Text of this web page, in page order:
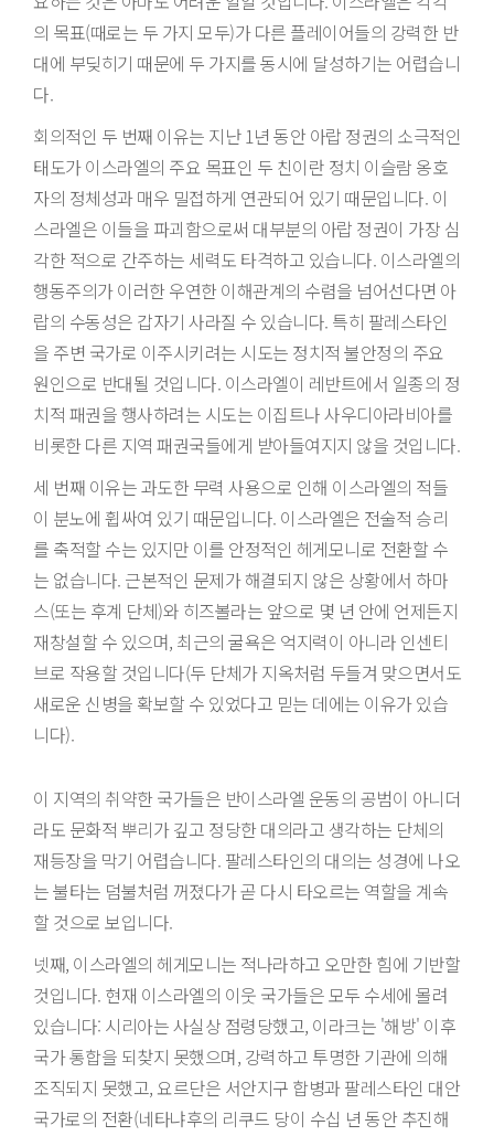
의 목표(때로는 두 가지 모두)가 다른 플레이어들의 강력한 반
대에 부딪히기 때문에 두 가지를 동시에 달성하기는 어렵습니
다.
회의적인 두 번째 이유는 지난 1년 동안 아랍 정권의 소극적인
태도가 이스라엘의 주요 목표인 두 친이란 정치 이슬람 옹호
자의 정체성과 매우 밀접하게 연관되어 있기 때문입니다. 이
스라엘은 이들을 파괴함으로써 대부분의 아랍 정권이 가장 심
각한 적으로 간주하는 세력도 타격하고 있습니다. 이스라엘의
행동주의가 이러한 우연한 이해관계의 수렴을 넘어선다면 아
랍의 수동성은 갑자기 사라질 수 있습니다. 특히 팔레스타인
을 주변 국가로 이주시키려는 시도는 정치적 불안정의 주요
원인으로 반대될 것입니다. 이스라엘이 레반트에서 일종의 정
치적 패권을 행사하려는 시도는 이집트나 사우디아라비아를
비롯한 다른 지역 패권국들에게 받아들여지지 않을 것입니다.
세 번째 이유는 과도한 무력 사용으로 인해 이스라엘의 적들
이 분노에 휩싸여 있기 때문입니다. 이스라엘은 전술적 승리
를 축적할 수는 있지만 이를 안정적인 헤게모니로 전환할 수
는 없습니다. 근본적인 문제가 해결되지 않은 상황에서 하마
스(또는 후계 단체)와 히즈볼라는 앞으로 몇 년 안에 언제든지
재창설할 수 있으며, 최근의 굴욕은 억지력이 아니라 인센티
브로 작용할 것입니다(두 단체가 지옥처럼 두들겨 맞으면서도
새로운 신병을 확보할 수 있었다고 믿는 데에는 이유가 있습
니다).
이 지역의 취약한 국가들은 반이스라엘 운동의 공범이 아니더
라도 문화적 뿌리가 깊고 정당한 대의라고 생각하는 단체의
재등장을 막기 어렵습니다. 팔레스타인의 대의는 성경에 나오
는 불타는 덤불처럼 꺼졌다가 곧 다시 타오르는 역할을 계속
할 것으로 보입니다.
넷째, 이스라엘의 헤게모니는 적나라하고 오만한 힘에 기반할
것입니다. 현재 이스라엘의 이웃 국가들은 모두 수세에 몰려
있습니다: 시리아는 사실상 점령당했고, 이라크는 '해방' 이후
국가 통합을 되찾지 못했으며, 강력하고 투명한 기관에 의해
조직되지 못했고, 요르단은 서안지구 합병과 팔레스타인 대안
국가로의 전환(네타냐후의 리쿠드 당이 수십 년 동안 추진해